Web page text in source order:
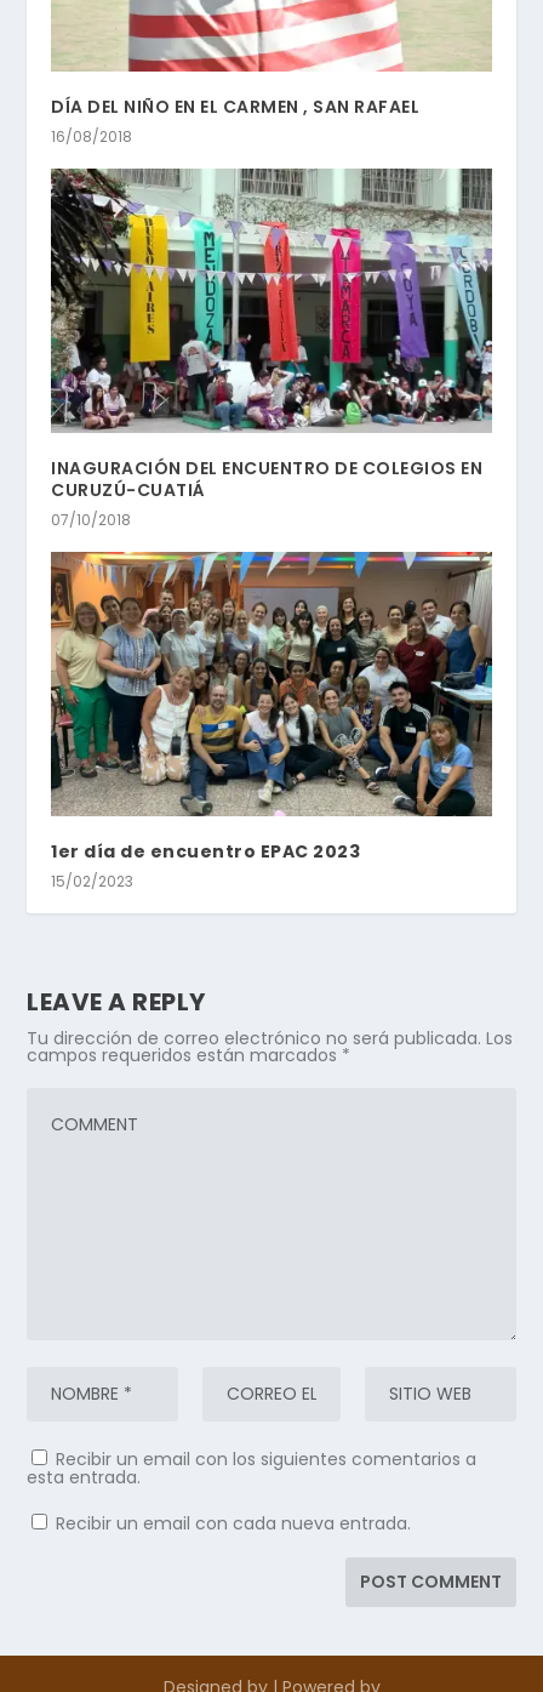
DÍA DEL NIÑO EN EL CARMEN , SAN RAFAEL
16/08/2018
INAGURACIÓN DEL ENCUENTRO DE COLEGIOS EN
CURUZÚ-CUATIÁ
07/10/2018
1er día de encuentro EPAC 2023
15/02/2023
LEAVE A REPLY
Tu dirección de correo electrónico no será publicada. Los
campos requeridos están marcados *
Recibir un email con los siguientes comentarios a
esta entrada.
Recibir un email con cada nueva entrada.
Designed by | Powered by